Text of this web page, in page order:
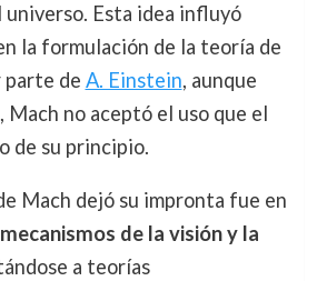
universo. Esta idea influyó
la formulación de la teoría de
parte de A. Einstein, aunque
Mach no aceptó el uso que el
de su principio.
Mach dejó su impronta fue en
mecanismos de la visión y la
a teorías